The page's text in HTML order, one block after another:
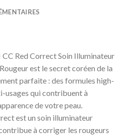
Red Correct Soin Illuminateur
est le secret coréen de la
parfaite : des formules high-
usages qui contribuent à
de votre peau.
est un soin illuminateur
à corriger les rougeurs